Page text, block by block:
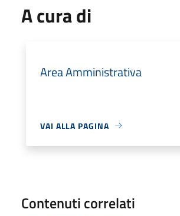
A cura di
Area Amministrativa
VAI ALLA PAGINA
Contenuti correlati